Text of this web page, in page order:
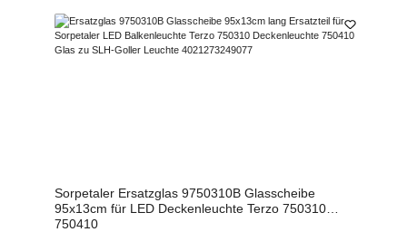
Sorpetaler Ersatzglas 9750310B Glasscheibe
95x13cm für LED Deckenleuchte Terzo 750310
750410